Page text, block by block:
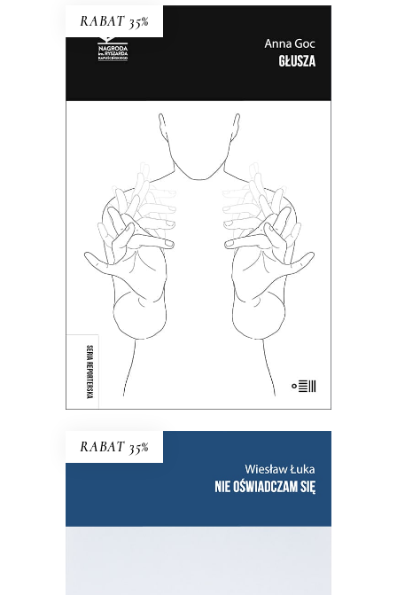
RABAT 35%
GŁUSZA
Dotąd o głuchych wypowiadali się
głównie ci, którzy słyszą. Teraz głusi
chcą opowiedzieć o sobie sami.
59.00 38.35zł
KSIĄŻKA DO KOSZYKA
RABAT 35%